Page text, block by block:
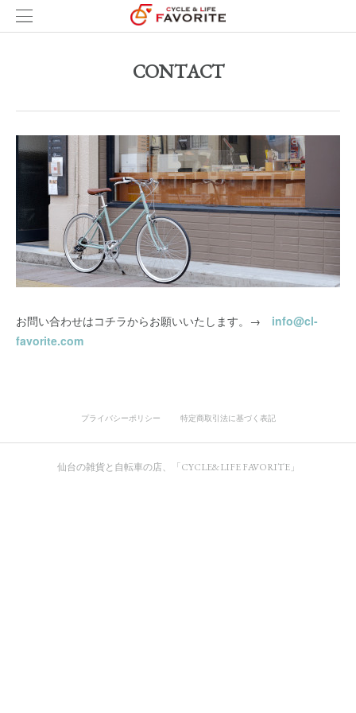
CONTACT
お問い合わせはコチラからお願いいたします。→ info@cl-
favorite.com
プライバシーポリシー 特定商取引法に基づく表記
仙台の雑貨と自転車の店、「CYCLE&LIFE FAVORITE」